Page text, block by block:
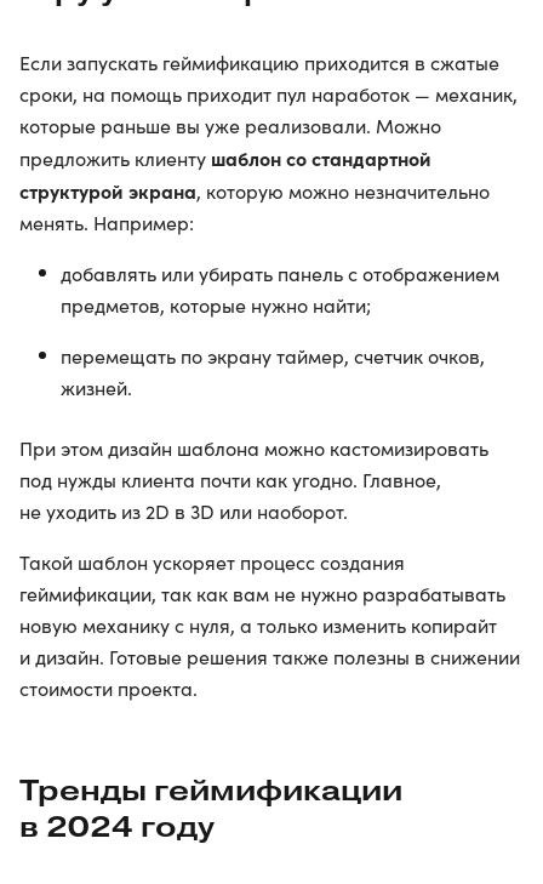
Если запускать геймификацию приходится в сжатые
сроки, на помощь приходит пул наработок — механик,
которые раньше вы уже реализовали. Можно
предложить клиенту шаблон со стандартной
структурой экрана, которую можно незначительно
менять. Например:
добавлять или убирать панель с отображением
предметов, которые нужно найти;
перемещать по экрану таймер, счетчик очков,
жизней.
При этом дизайн шаблона можно кастомизировать
под нужды клиента почти как угодно. Главное,
не уходить из 2D в 3D или наоборот.
Такой шаблон ускоряет процесс создания
геймификации, так как вам не нужно разрабатывать
новую механику с нуля, а только изменить копирайт
и дизайн. Готовые решения также полезны в снижении
стоимости проекта.
Тренды геймификации
в 2024 году